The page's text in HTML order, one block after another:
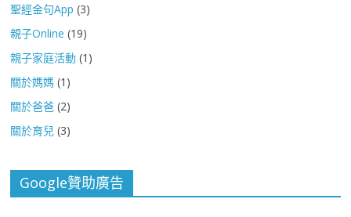
聖經金句App (3)
親子Online (19)
親子家庭活動 (1)
關於媽媽 (1)
關於爸爸 (2)
關於育兒 (3)
Google贊助廣告